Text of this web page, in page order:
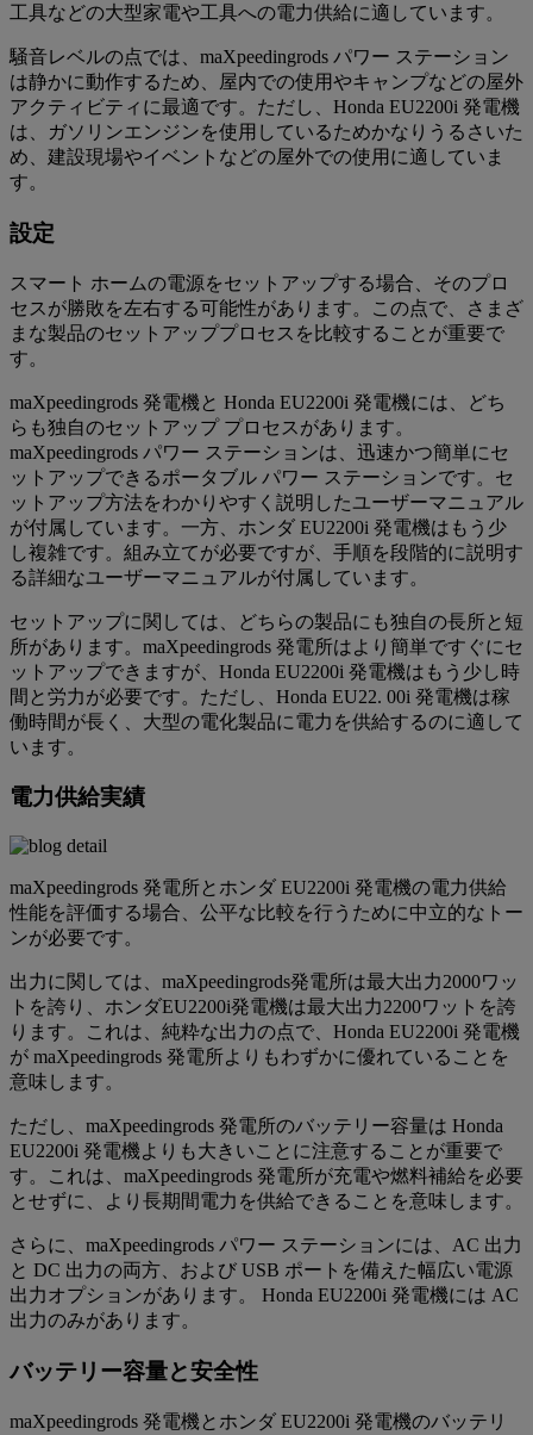
工具などの大型家電や工具への電力供給に適しています。
騒音レベルの点では、maXpeedingrods パワー ステーション
は静かに動作するため、屋内での使用やキャンプなどの屋外
アクティビティに最適です。ただし、Honda EU2200i 発電機
は、ガソリンエンジンを使用しているためかなりうるさいた
め、建設現場やイベントなどの屋外での使用に適していま
す。
設定
スマート ホームの電源をセットアップする場合、そのプロ
セスが勝敗を左右する可能性があります。この点で、さまざ
まな製品のセットアッププロセスを比較することが重要で
す。
maXpeedingrods 発電機と Honda EU2200i 発電機には、どち
らも独自のセットアップ プロセスがあります。
maXpeedingrods パワー ステーションは、迅速かつ簡単にセ
ットアップできるポータブル パワー ステーションです。セ
ットアップ方法をわかりやすく説明したユーザーマニュアル
が付属しています。一方、ホンダ EU2200i 発電機はもう少
し複雑です。組み立てが必要ですが、手順を段階的に説明す
る詳細なユーザーマニュアルが付属しています。
セットアップに関しては、どちらの製品にも独自の長所と短
所があります。maXpeedingrods 発電所はより簡単ですぐにセ
ットアップできますが、Honda EU2200i 発電機はもう少し時
間と労力が必要です。ただし、Honda EU22. 00i 発電機は稼
働時間が長く、大型の電化製品に電力を供給するのに適して
います。
電力供給実績
maXpeedingrods 発電所とホンダ EU2200i 発電機の電力供給
性能を評価する場合、公平な比較を行うために中立的なトー
ンが必要です。
出力に関しては、maXpeedingrods発電所は最大出力2000ワッ
トを誇り、ホンダEU2200i発電機は最大出力2200ワットを誇
ります。これは、純粋な出力の点で、Honda EU2200i 発電機
が maXpeedingrods 発電所よりもわずかに優れていることを
意味します。
ただし、maXpeedingrods 発電所のバッテリー容量は Honda
EU2200i 発電機よりも大きいことに注意することが重要で
す。これは、maXpeedingrods 発電所が充電や燃料補給を必要
とせずに、より長期間電力を供給できることを意味します。
さらに、maXpeedingrods パワー ステーションには、AC 出力
と DC 出力の両方、および USB ポートを備えた幅広い電源
出力オプションがあります。 Honda EU2200i 発電機には AC
出力のみがあります。
バッテリー容量と安全性
maXpeedingrods 発電機とホンダ EU2200i 発電機のバッテリ